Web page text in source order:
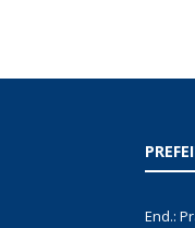
End.: